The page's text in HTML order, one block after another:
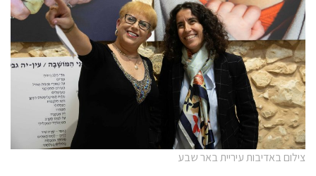
צילום באדיבות עיריית באר שבע